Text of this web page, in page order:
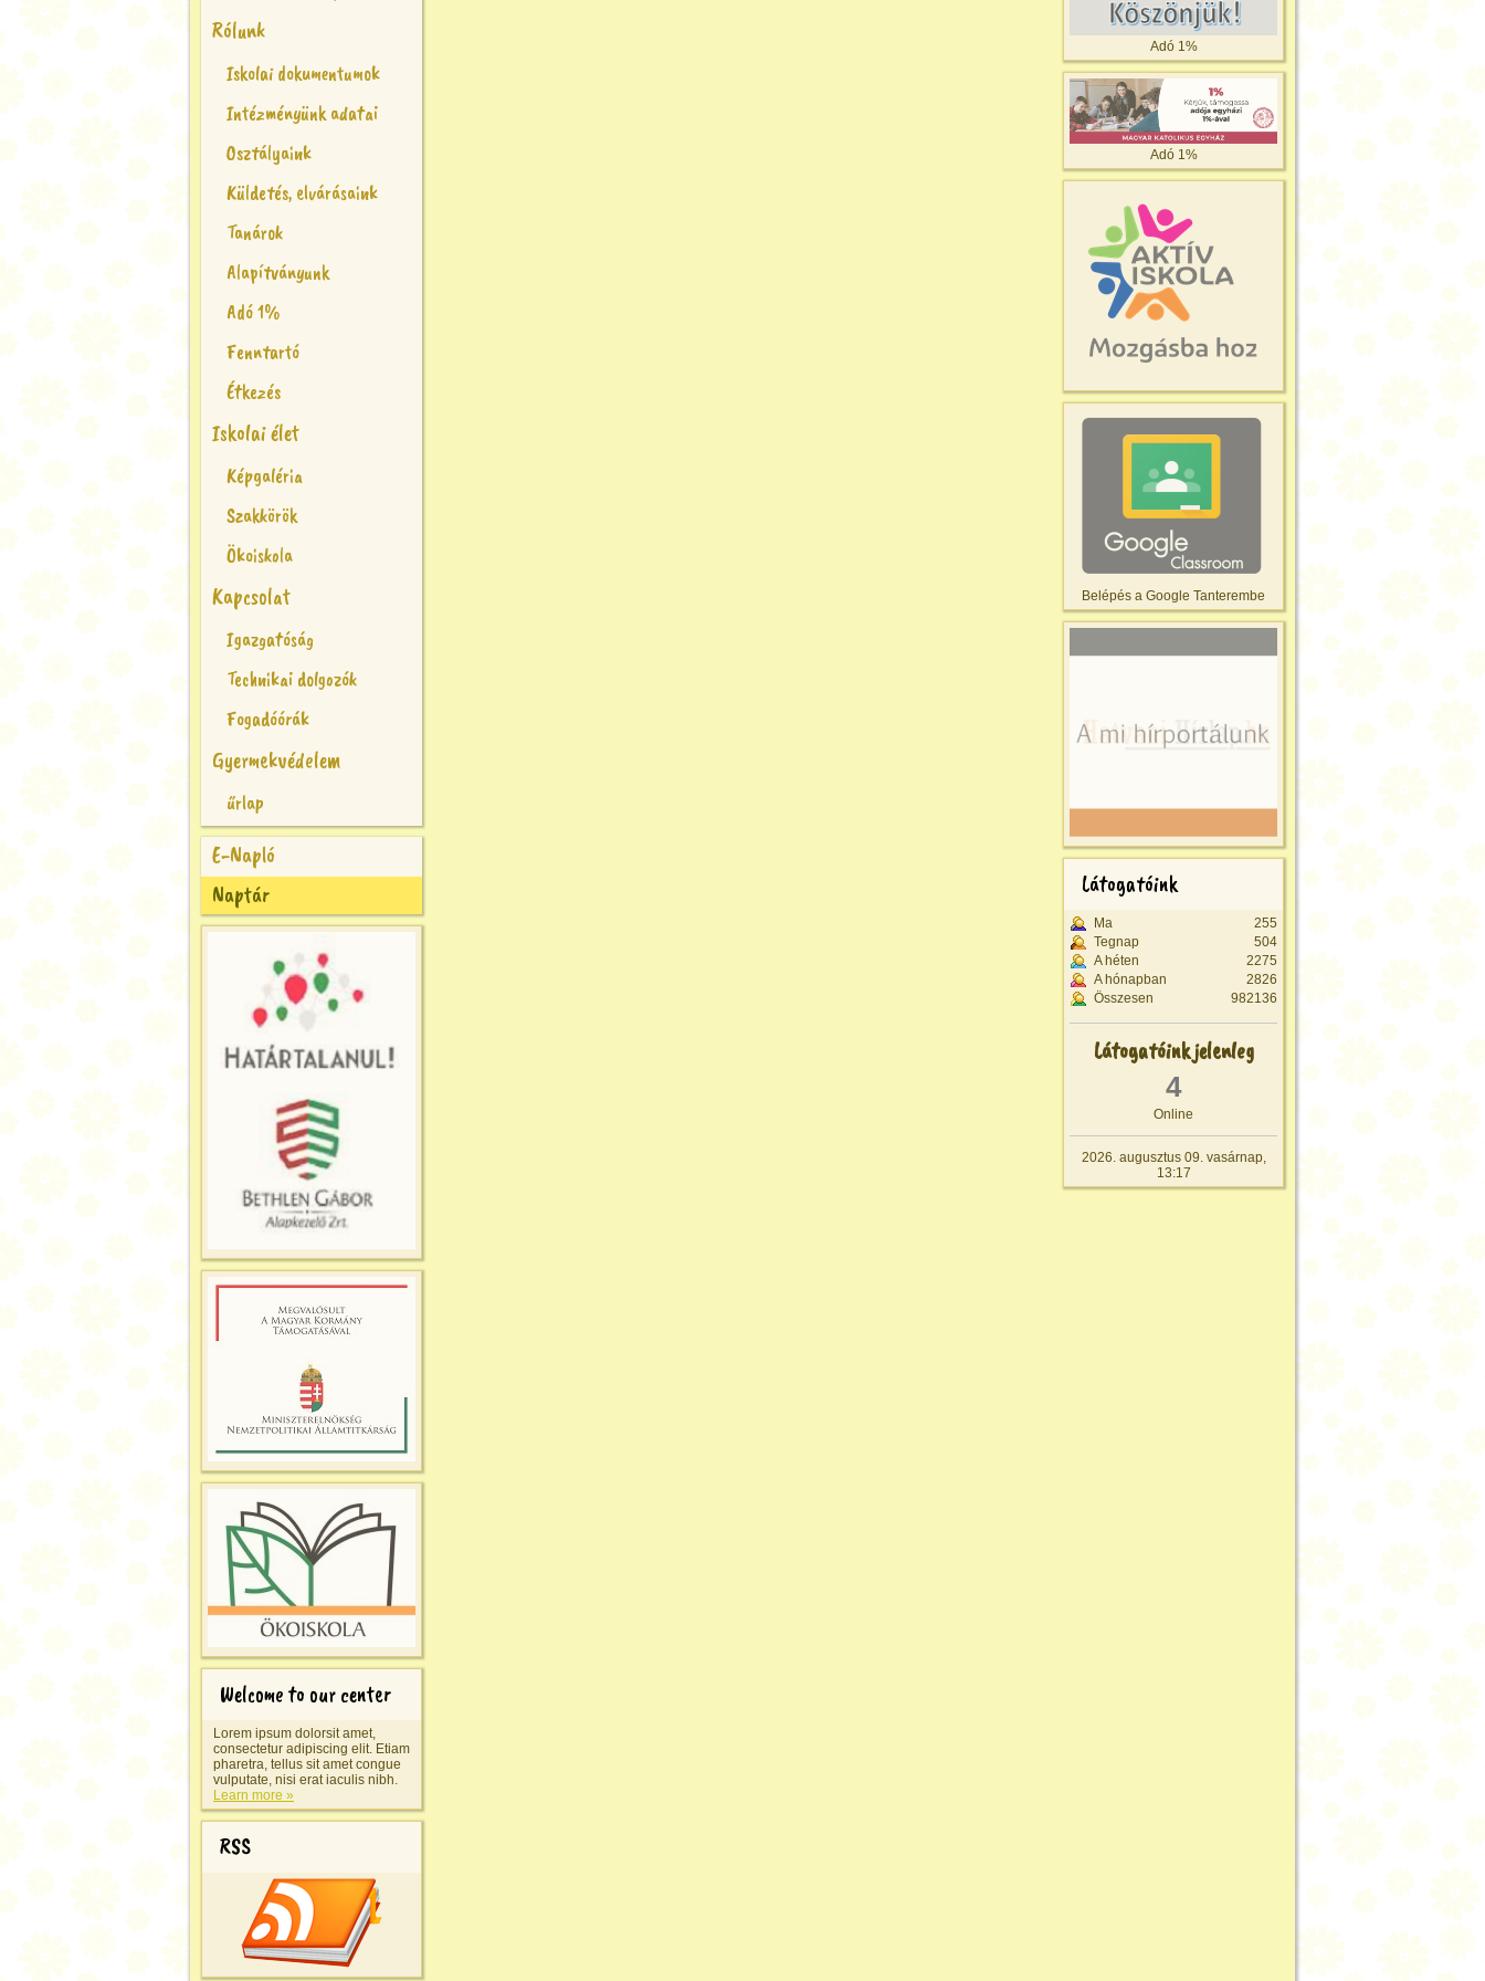
Rólunk
Iskolai dokumentumok
Intézményünk adatai
Osztályaink
Küldetés, elvárásaink
Tanárok
Alapítványunk
Adó 1%
Fenntartó
Étkezés
Iskolai élet
Képgaléria
Szakkörök
Ökoiskola
Kapcsolat
Igazgatóság
Technikai dolgozók
Fogadóórák
Gyermekvédelem
űrlap
E-Napló
Naptár
Welcome to our center
Lorem ipsum dolorsit amet,
consectetur adipiscing elit. Etiam
pharetra, tellus sit amet congue
vulputate, nisi erat iaculis nibh.
Learn more »
RSS
Adó 1%
Adó 1%
Belépés a Google Tanterembe
Látogatóink
Ma
255
Tegnap
504
A héten
2275
A hónapban
2826
Összesen
982136
Látogatóink jelenleg
4
Online
2026. augusztus 09. vasárnap,
13:17